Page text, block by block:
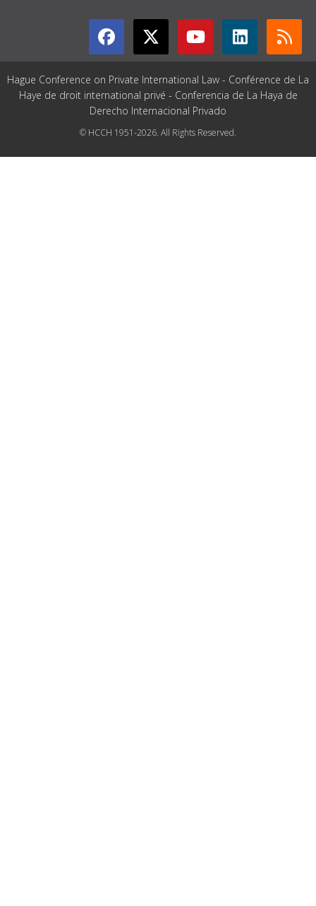
Hague Conference on Private International Law - Conférence de La
Haye de droit international privé - Conferencia de La Haya de
Derecho Internacional Privado
© HCCH 1951-2026. All Rights Reserved.